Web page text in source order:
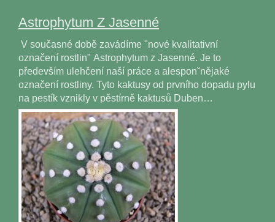
Astrophytum Z Jasenné
V současné době zavádíme "nové kvalitativní
označení rostlin" Astrophytum z Jasenné. Je to
především ulehčení naší práce a alesponˇnějaké
označení rostliny. Tyto kaktusy od prvního dopadu pylu
na pestík vznikly v pěstírně kaktusů Duben…